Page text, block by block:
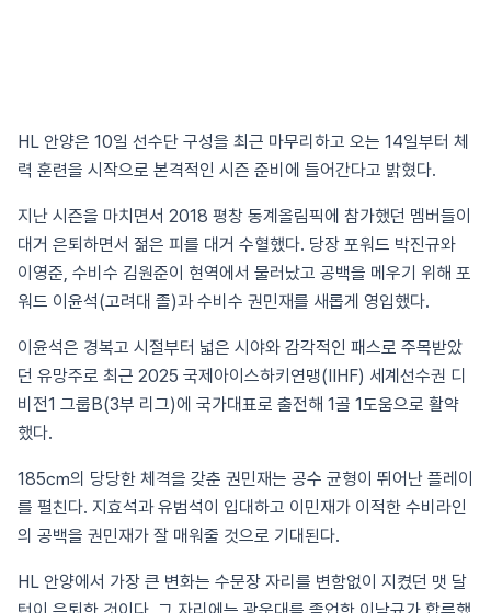
HL 안양은 10일 선수단 구성을 최근 마무리하고 오는 14일부터 체
력 훈련을 시작으로 본격적인 시즌 준비에 들어간다고 밝혔다.
지난 시즌을 마치면서 2018 평창 동계올림픽에 참가했던 멤버들이
대거 은퇴하면서 젊은 피를 대거 수혈했다. 당장 포워드 박진규와
이영준, 수비수 김원준이 현역에서 물러났고 공백을 메우기 위해 포
워드 이윤석(고려대 졸)과 수비수 권민재를 새롭게 영입했다.
이윤석은 경복고 시절부터 넓은 시야와 감각적인 패스로 주목받았
던 유망주로 최근 2025 국제아이스하키연맹(IIHF) 세계선수권 디
비전1 그룹B(3부 리그)에 국가대표로 출전해 1골 1도움으로 활약
했다.
185㎝의 당당한 체격을 갖춘 권민재는 공수 균형이 뛰어난 플레이
를 펼친다. 지효석과 유범석이 입대하고 이민재가 이적한 수비라인
의 공백을 권민재가 잘 매워줄 것으로 기대된다.
HL 안양에서 가장 큰 변화는 수문장 자리를 변함없이 지켰던 맷 달